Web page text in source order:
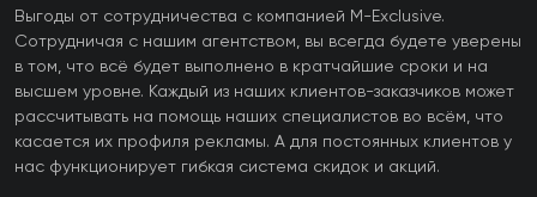
Выгоды от сотрудничества с компанией M-Exclusive.
Сотрудничая с нашим агентством, вы всегда будете уверены
в том, что всё будет выполнено в кратчайшие сроки и на
высшем уровне. Каждый из наших клиентов-заказчиков может
рассчитывать на помощь наших специалистов во всём, что
касается их профиля рекламы. А для постоянных клиентов у
нас функционирует гибкая система скидок и акций.